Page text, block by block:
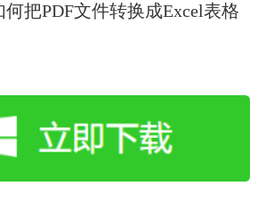
把PDF文件转换成Excel表格